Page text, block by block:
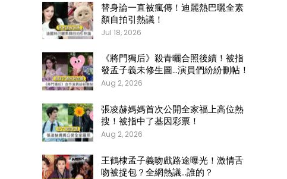
替身論一直被瘋傳！迪麗熱巴曬全素
顏自拍引熱議！
Jul 18, 2026
《將門獨后》殺青曬合照後續！被指
發孟子義未修生圖…演員們紛紛刪帖！
Aug 2, 2026
張凌赫媽媽首次公開全家福上高位熱
搜！被指中了基因彩票！
Aug 2, 2026
王鶴棣孟子義吻戲路途曝光！激情舌
吻被捉包？全網熱議…誰的？